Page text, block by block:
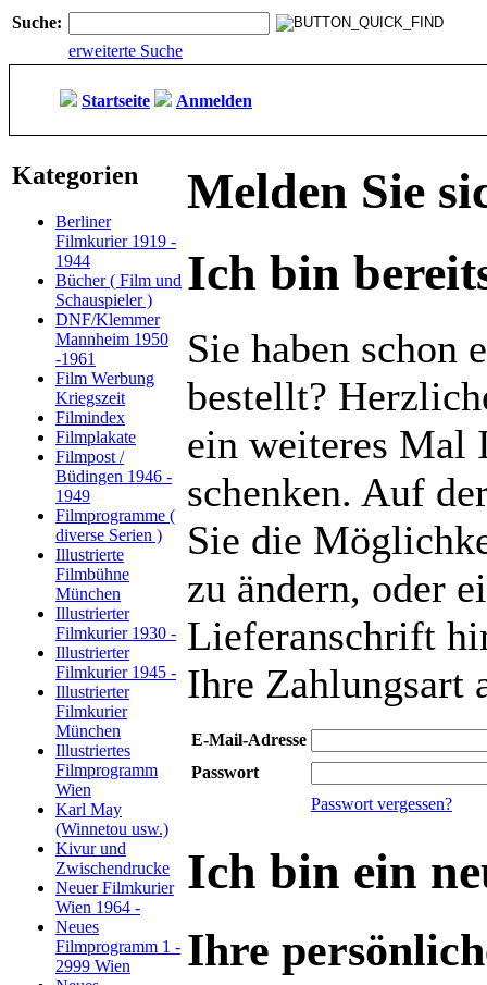
Suche:
erweiterte Suche
Startseite Anmelden
Kategorien
Berliner
Filmkurier 1919 -
1944
Bücher ( Film und
Schauspieler )
DNF/Klemmer
Mannheim 1950
-1961
Film Werbung
Kriegszeit
Filmindex
Filmplakate
Filmpost /
Büdingen 1946 -
1949
Filmprogramme (
diverse Serien )
Illustrierte
Filmbühne
München
Illustrierter
Filmkurier 1930 -
Illustrierter
Filmkurier 1945 -
Illustrierter
Filmkurier
München
Illustriertes
Filmprogramm
Wien
Karl May
(Winnetou usw.)
Kivur und
Zwischendrucke
Neuer Filmkurier
Wien 1964 -
Neues
Filmprogramm 1 -
2999 Wien
Melden Sie
Ich bin
Sie haben schon
bestellt?
ein weiteres Mal
schenken. Auf
Sie die
zu ändern, oder
Lieferanschrift
Ihre Zahlungsart
E-Mail-Adresse
Passwort
Passwort vergessen?
Ich bin ein
Ihre